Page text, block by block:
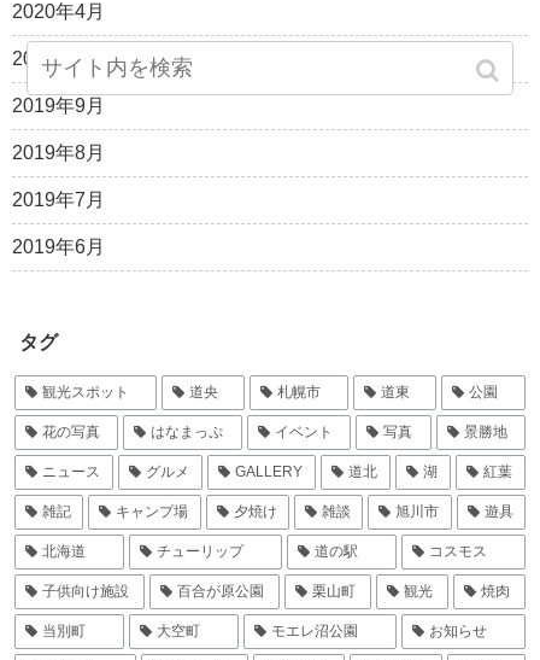
2020年4月
2019年10月
2019年9月
2019年8月
2019年7月
2019年6月
タグ
観光スポット 道央 札幌市 道東 公園
花の写真 はなまっぷ イベント 写真 景勝地
ニュース グルメ GALLERY 道北 湖 紅葉
雑記 キャンプ場 夕焼け 雑談 旭川市 遊具
北海道 チューリップ 道の駅 コスモス
子供向け施設 百合が原公園 栗山町 観光 焼肉
当別町 大空町 モエレ沼公園 お知らせ